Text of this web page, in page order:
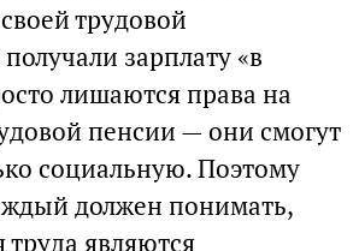
трудовой
зарплату «в
лишаются права на
пенсии — они смогут
социальную. Поэтому
должен понимать,
труда являются